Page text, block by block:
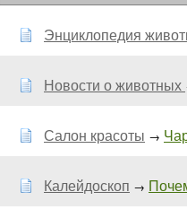
Энциклопедия
Новости о животных
Салон красоты →
Калейдоскоп →